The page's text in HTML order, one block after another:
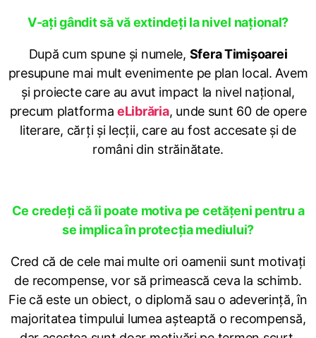
V-ați gândit să vă extindeți la nivel național?
După cum spune și numele, Sfera Timișoarei
presupune mai mult evenimente pe plan local. Avem
și proiecte care au avut impact la nivel național,
precum platformaeLibrăria, unde sunt 60 de opere
literare, cărți și lecții, care au fost accesate și de
români din străinătate.
Ce credeți că îi poate motiva pe cetățeni pentru a
se implica în protecția mediului?
Cred că de cele mai multe ori oamenii sunt motivați
de recompense, vor să primească ceva la schimb.
Fie că este un obiect, o diplomă sau o adeverință, în
majoritatea timpului lumea așteaptă o recompensă,